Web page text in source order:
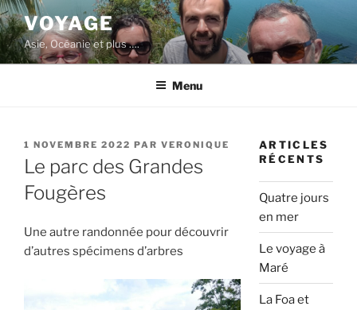
Aller
au
contenu
principal
VOYAGE
Asie, Océanie et plus ….
Menu
PUBLIÉ
LE
1 NOVEMBRE 2022 PAR VERONIQUE
Le parc des Grandes
Fougères
Une autre randonnée pour découvrir
d’autres spécimens d’arbres
ARTICLES
RÉCENTS
Quatre jours
en mer
Le voyage à
Maré
La Foa et